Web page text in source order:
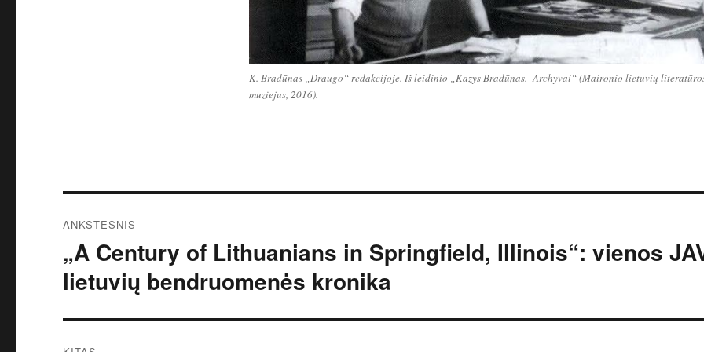
K. Bradūnas „Draugo“ redakcijoje. Iš leidinio „Kazys Bradūnas. Archyvai“ (Maironio lietuvių
muziejus, 2016).
tarp
įrašų
ANKSTESNIS
Ankstesnis
įrašas:
„A Century of Lithuanians in Springfield, Illinois“: vienos
lietuvių bendruomenės kronika